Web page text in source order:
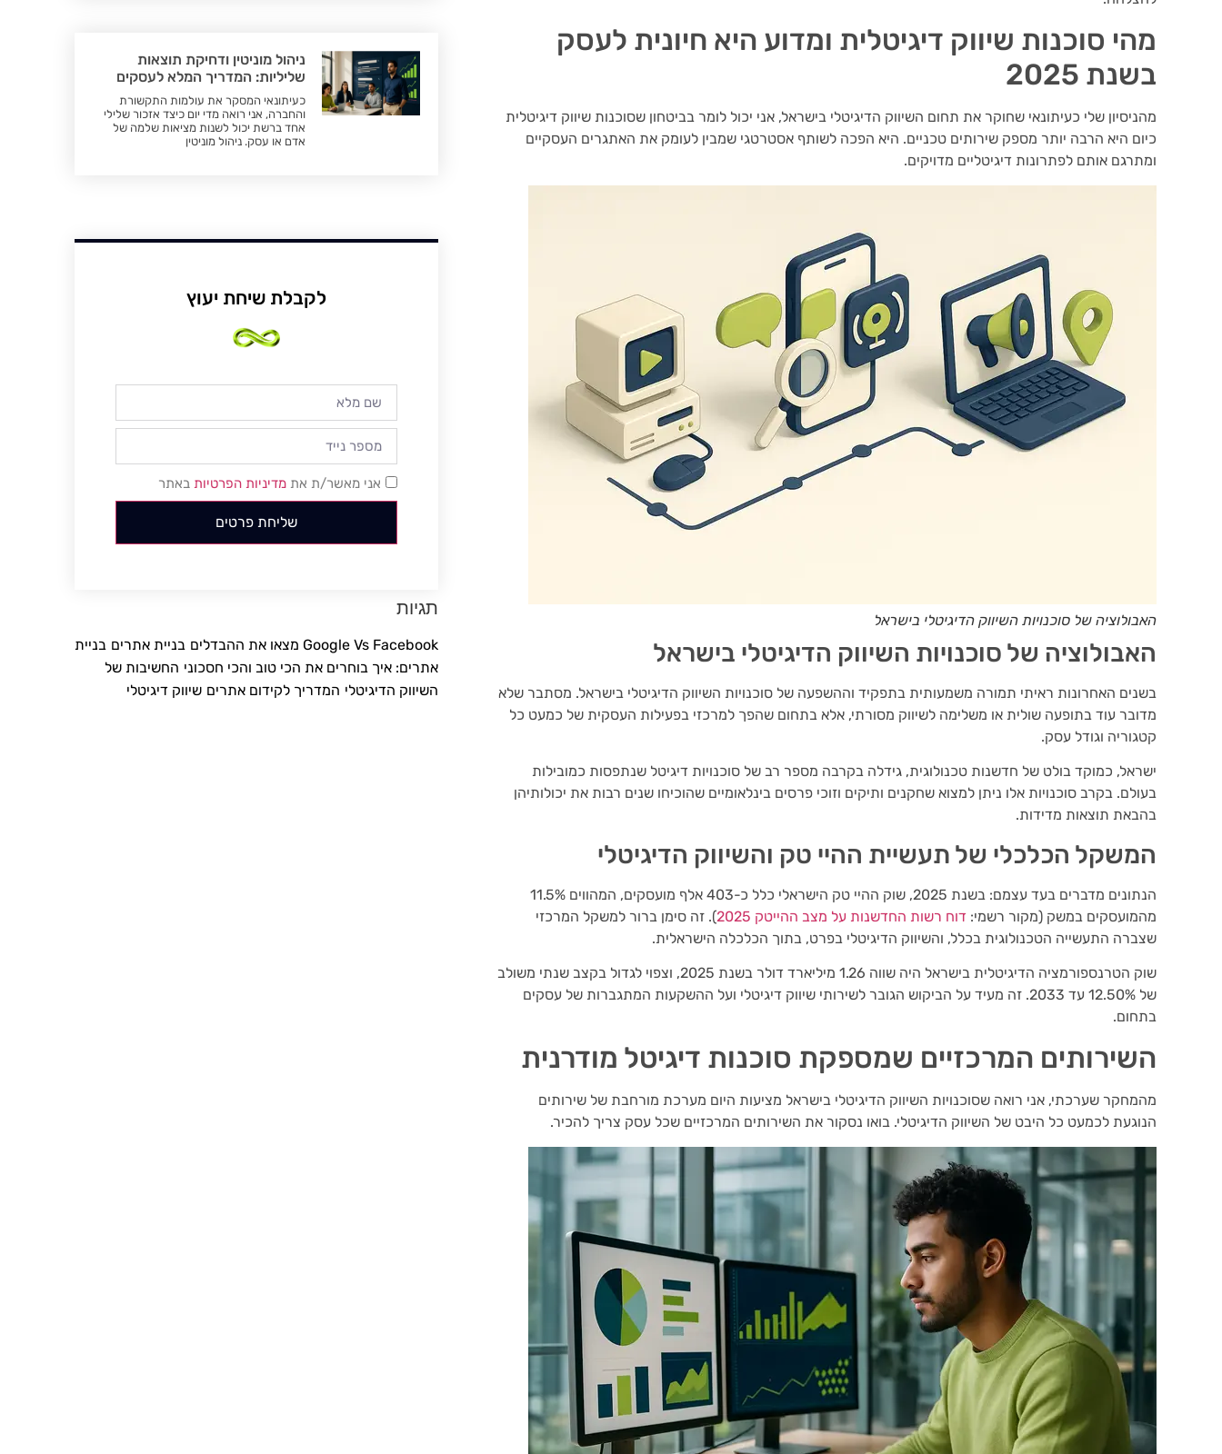
מהי סוכנות שיווק דיגיטלית ומדוע היא חיונית לעסק
בשנת 2025
מהניסיון שלי כעיתונאי שחוקר את תחום השיווק הדיגיטלי בישראל, אני יכול לומר בביטחון שסוכנות שיווק דיגיטלית
כיום היא הרבה יותר מספק שירותים טכניים. היא הפכה לשותף אסטרטגי שמבין לעומק את האתגרים העסקיים
ומתרגם אותם לפתרונות דיגיטליים מדויקים.
האבולוציה של סוכנויות השיווק הדיגיטלי בישראל
האבולוציה של סוכנויות השיווק הדיגיטלי בישראל
בשנים האחרונות ראיתי תמורה משמעותית בתפקיד וההשפעה של סוכנויות השיווק הדיגיטלי בישראל. מסתבר שלא
מדובר עוד בתופעה שולית או משלימה לשיווק מסורתי, אלא בתחום שהפך למרכזי בפעילות העסקית של כמעט כל
קטגוריה וגודל עסק.
ישראל, כמוקד בולט של חדשנות טכנולוגית, גידלה בקרבה מספר רב של סוכנויות דיגיטל שנתפסות כמובילות
בעולם. בקרב סוכנויות אלו ניתן למצוא שחקנים ותיקים וזוכי פרסים בינלאומיים שהוכיחו שנים רבות את יכולותיהן
בהבאת תוצאות מדידות.
המשקל הכלכלי של תעשיית ההיי טק והשיווק הדיגיטלי
הנתונים מדברים בעד עצמם: בשנת 2025, שוק ההיי טק הישראלי כלל כ-403 אלף מועסקים, המהווים 11.5%
מהמועסקים במשק (מקור רשמי: דוח רשות החדשנות על מצב ההייטק 2025
). זה סימן ברור למשקל המרכזי
שצברה התעשייה הטכנולוגית בכלל, והשיווק הדיגיטלי בפרט, בתוך הכלכלה הישראלית.
שוק הטרנספורמציה הדיגיטלית בישראל היה שווה 1.26 מיליארד דולר בשנת 2025, וצפוי לגדול בקצב שנתי משולב
של 12.50% עד 2033. זה מעיד על הביקוש הגובר לשירותי שיווק דיגיטלי ועל ההשקעות המתגברות של עסקים
בתחום.
השירותים המרכזיים שמספקת סוכנות דיגיטל מודרנית
מהמחקר שערכתי, אני רואה שסוכנויות השיווק הדיגיטלי בישראל מציעות היום מערכת מורחבת של שירותים
הנוגעת לכמעט כל היבט של השיווק הדיגיטלי. בואו נסקור את השירותים המרכזיים שכל עסק צריך להכיר.
ניהול מוניטין ודחיקת תוצאות
שליליות: המדריך המלא לעסקים
כעיתונאי המסקר את עולמות התקשורת
והחברה, אני רואה מדי יום כיצד אזכור שלילי
אחד ברשת יכול לשנות מציאות שלמה של
אדם או עסק. ניהול מוניטין
לקבלת שיחת יעוץ
אני מאשר/ת את מדיניות הפרטיות באתר
שליחת פרטים
תגיות
Google Vs Facebook מצאו את ההבדלים בניית אתרים בניית
אתרים: איך בוחרים את הכי טוב והכי חסכוני החשיבות של
השיווק הדיגיטלי המדריך לקידום אתרים שיווק דיגיטלי